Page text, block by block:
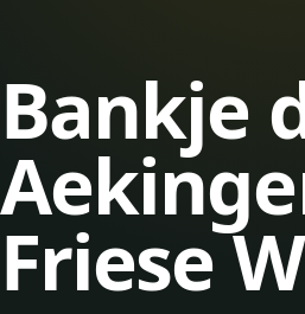
Bankje
Friese